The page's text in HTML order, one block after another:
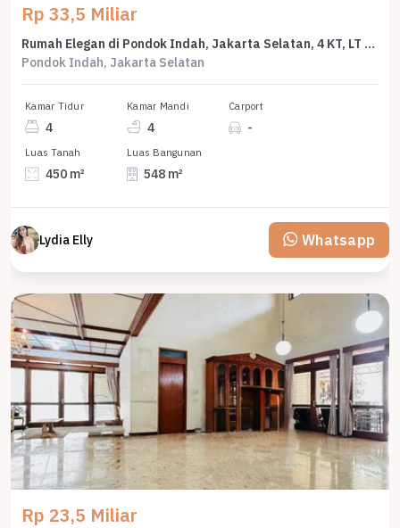
Rp 33,5 Miliar
Rumah Elegan di Pondok Indah, Jakarta Selatan, 4 KT, LT 450m²
Pondok Indah, Jakarta Selatan
Kamar Tidur
4
Kamar Mandi
4
Carport
-
Luas Tanah
450 m²
Luas Bangunan
548 m²
Lydia Elly Whatsapp
Rp 23,5 Miliar